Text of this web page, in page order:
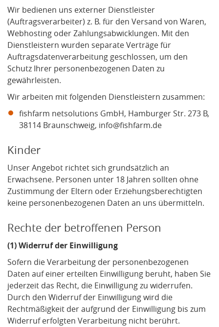
Wir bedienen uns externer Dienstleister
(Auftragsverarbeiter) z. B. für den Versand von Waren,
Webhosting oder Zahlungsabwicklungen. Mit den
Dienstleistern wurden separate Verträge für
Auftragsdatenverarbeitung geschlossen, um den
Schutz Ihrer personenbezogenen Daten zu
gewährleisten.
Wir arbeiten mit folgenden Dienstleistern zusammen:
fishfarm netsolutions GmbH, Hamburger Str. 273 B,
38114 Braunschweig, info@fishfarm.de
Kinder
Unser Angebot richtet sich grundsätzlich an
Erwachsene. Personen unter 18 Jahren sollten ohne
Zustimmung der Eltern oder Erziehungsberechtigten
keine personenbezogenen Daten an uns übermitteln.
Rechte der betroffenen Person
(1) Widerruf der Einwilligung
Sofern die Verarbeitung der personenbezogenen
Daten auf einer erteilten Einwilligung beruht, haben Sie
jederzeit das Recht, die Einwilligung zu widerrufen.
Durch den Widerruf der Einwilligung wird die
Rechtmäßigkeit der aufgrund der Einwilligung bis zum
Widerruf erfolgten Verarbeitung nicht berührt.